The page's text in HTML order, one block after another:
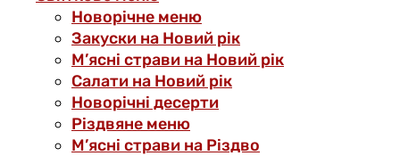
Новорічне меню
Закуски на Новий рік
М’ясні страви на Новий рік
Салати на Новий рік
Новорічні десерти
Різдвяне меню
М’ясні страви на Різдво